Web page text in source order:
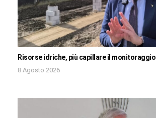
Risorse idriche, più capillare il monitoraggio
8 Agosto 2026